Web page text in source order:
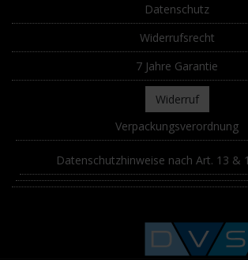
Datenschutz
Widerrufsrecht
7 Jahre Garantie
Widerruf
Verpackungsverordnung
Datenschutzhinweise nach Art. 13 &